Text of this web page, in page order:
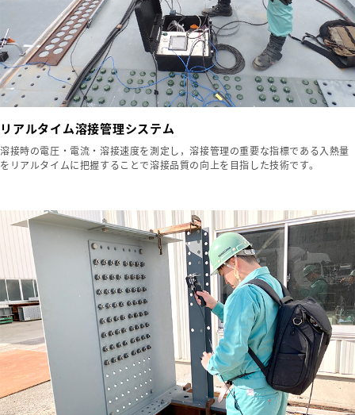
リアルタイム溶接管理システム
溶接時の電圧・電流・溶接速度を測定し，溶接管理の重要な指標である入熱量
をリアルタイムに把握することで溶接品質の向上を目指した技術です。